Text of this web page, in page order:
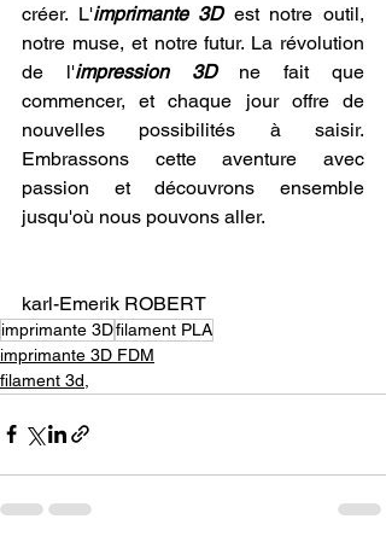
créer. L'imprimante 3D est notre outil,
notre muse, et notre futur. La révolution
de l'impression 3D ne fait que
commencer, et chaque jour offre de
nouvelles possibilités à saisir.
Embrassons cette aventure avec
passion et découvrons ensemble
jusqu'où nous pouvons aller.
karl-Emerik ROBERT
imprimante 3Dfilament PLA
imprimante 3D FDM
filament 3d,